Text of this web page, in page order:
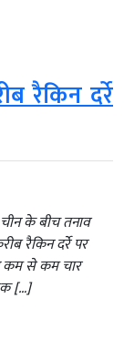
रैकिन दर्रे
के बीच तनाव
रैकिन दर्रे पर
कम से कम चार
[…]